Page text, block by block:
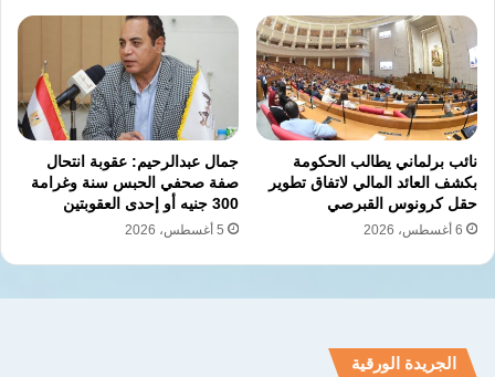
نائب برلماني يطالب الحكومة
بكشف العائد المالي لاتفاق تطوير
حقل كرونوس القبرصي
6 أغسطس، 2026
جمال عبدالرحيم: عقوبة انتحال
صفة صحفي الحبس سنة وغرامة
300 جنيه أو إحدى العقوبتين
5 أغسطس، 2026
الجريدة الورقية